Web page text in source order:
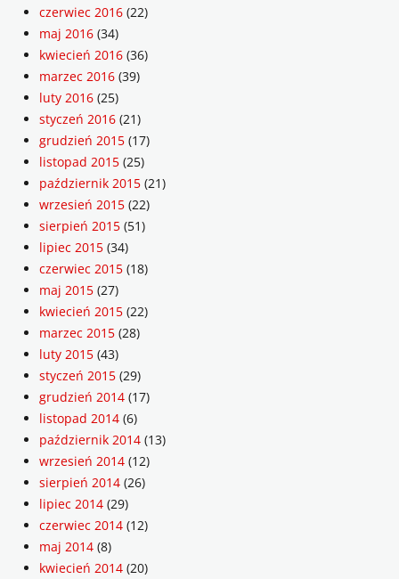
czerwiec 2016 (22)
maj 2016 (34)
kwiecień 2016 (36)
marzec 2016 (39)
luty 2016 (25)
styczeń 2016 (21)
grudzień 2015 (17)
listopad 2015 (25)
październik 2015 (21)
wrzesień 2015 (22)
sierpień 2015 (51)
lipiec 2015 (34)
czerwiec 2015 (18)
maj 2015 (27)
kwiecień 2015 (22)
marzec 2015 (28)
luty 2015 (43)
styczeń 2015 (29)
grudzień 2014 (17)
listopad 2014 (6)
październik 2014 (13)
wrzesień 2014 (12)
sierpień 2014 (26)
lipiec 2014 (29)
czerwiec 2014 (12)
maj 2014 (8)
kwiecień 2014 (20)